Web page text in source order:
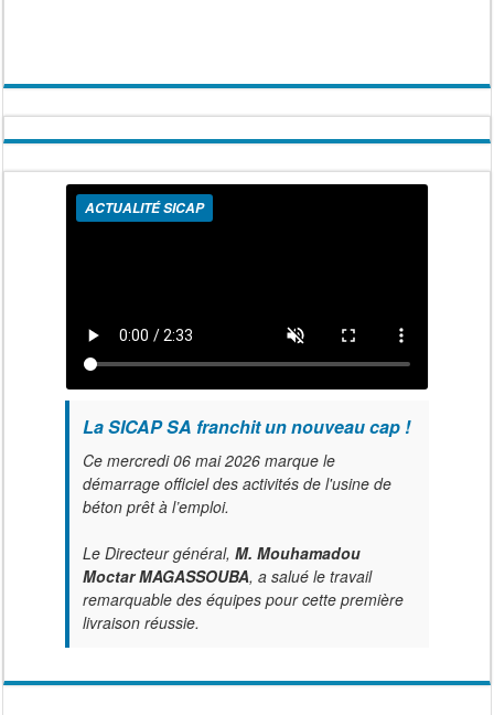
ACTUALITÉ SICAP
La SICAP SA franchit un nouveau cap !
Ce mercredi 06 mai 2026 marque le
démarrage officiel des activités de l'usine de
béton prêt à l’emploi.
Le Directeur général, M. Mouhamadou
Moctar MAGASSOUBA, a salué le travail
remarquable des équipes pour cette première
livraison réussie.